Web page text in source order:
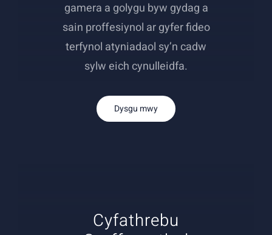
gamera a golygu byw gydag a
sain proffesiynol ar gyfer fideo
terfynol atyniadaol sy’n cadw
sylw eich cynulleidfa.
Dysgu mwy
Cyfathrebu